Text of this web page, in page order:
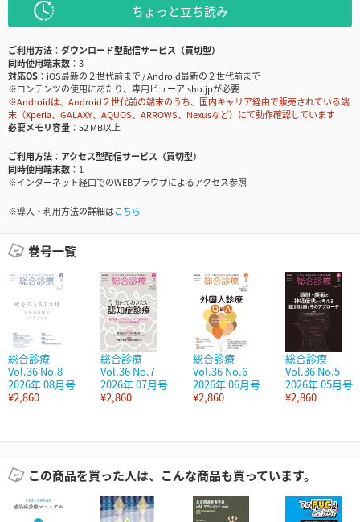
ちょっと立ち読み
ご利用方法
ダウンロード型配信サービス（買切型）
同時使用端末数
3
対応OS
iOS最新の２世代前まで / Android最新の２世代前まで
※コンテンツの使用にあたり、専用ビューアisho.jpが必要
※Androidは、Android２世代前の端末のうち、国内キャリア経由で販売されている端
末（Xperia、GALAXY、AQUOS、ARROWS、Nexusなど）にて動作確認しています
必要メモリ容量
52 MB以上
ご利用方法
アクセス型配信サービス（買切型）
同時使用端末数
1
※インターネット経由でのWEBブラウザによるアクセス参照
※導入・利用方法の詳細はこちら
巻号一覧
総合診療
Vol.36 No.8
2026年 08月号
¥2,860
総合診療
Vol.36 No.7
2026年 07月号
¥2,860
総合診療
Vol.36 No.6
2026年 06月号
¥2,860
総合診療
Vol.36 No.5
2026年 05月号
¥2,860
この商品を買った人は、こんな商品も買っています。